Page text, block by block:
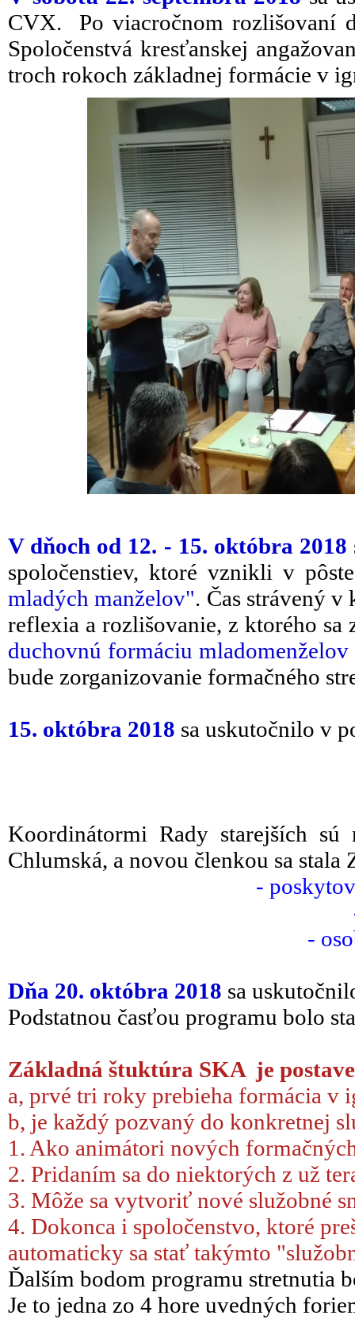
CVX. Po viacročnom rozlišovaní
Spoločenstvá kresťanskej
troch rokoch základnej formácie v
V dňoch od 12. - 15. októbra 2018
spoločenstiev, ktoré vznikli v
mladých manželov". Čas strávený v
reflexia a rozlišovanie, z ktorého
duchovnú formáciu
bude zorganizovanie formačného
15. októbra 2018 sa uskutočnilo v
Koordinátormi Rady starejších
Chlumská, a novou členkou sa
-
-
Dňa 20. októbra 2018 sa
Podstatnou časťou programu bolo
Základná štuktúra SKA je
a, prvé tri roky prebieha formácia v
b, je každý pozvaný do konkretnej
1. Ako animátori nových
2. Pridaním sa do niektorých z už
3. Môže sa vytvoriť nové služobné
4. Dokonca i spoločenstvo, ktoré
automaticky sa stať takýmto
Ďalším bodom programu stretnutia
Je to jedna zo 4 hore uvedných